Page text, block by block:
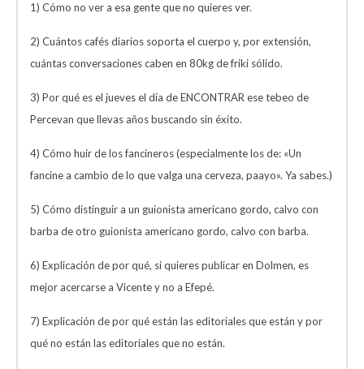
1) Cómo no ver a esa gente que no quieres ver.
2) Cuántos cafés diarios soporta el cuerpo y, por extensión,
cuántas conversaciones caben en 80kg de friki sólido.
3) Por qué es el jueves el día de ENCONTRAR ese tebeo de
Percevan que llevas años buscando sin éxito.
4) Cómo huir de los fancineros (especialmente los de: «Un
fancine a cambio de lo que valga una cerveza, paayo». Ya sabes.)
5) Cómo distinguir a un guionista americano gordo, calvo con
barba de otro guionista americano gordo, calvo con barba.
6) Explicación de por qué, si quieres publicar en Dolmen, es
mejor acercarse a Vicente y no a Efepé.
7) Explicación de por qué están las editoriales que están y por
qué no están las editoriales que no están.